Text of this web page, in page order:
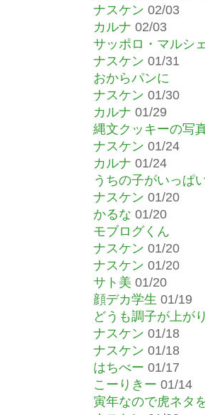
ナスケン 02/03
カルナ 02/03
サッポロ・マルシ
ナスケン 01/31
おからパンに
ナスケン 01/30
カルナ 01/29
縄文クッキーの写
ナスケン 01/24
カルナ 01/24
うちの子がいっぱ
ナスケン 01/20
かるな 01/20
モブログくん
ナスケン 01/20
ナスケン 01/20
サト美 01/20
顔デカ学生 01/19
どうも調子が上が
ナスケン 01/18
ナスケン 01/18
はちべー 01/17
こーりきー 01/14
寅年なので虎ネタ